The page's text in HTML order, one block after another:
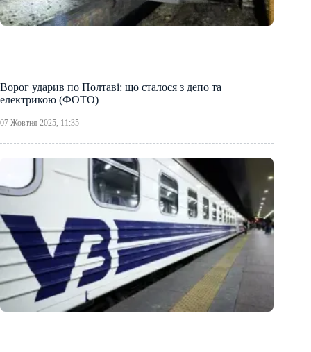
Ворог ударив по Полтаві: що сталося з депо та
електрикою (ФОТО)
07 Жовтня 2025, 11:35